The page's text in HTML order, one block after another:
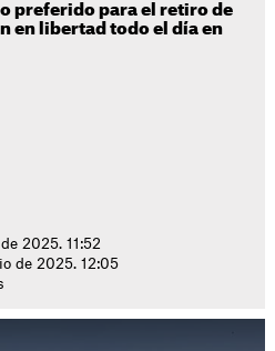
preferido para el retiro de
en libertad todo el día en
2025. 11:52
de 2025. 12:05